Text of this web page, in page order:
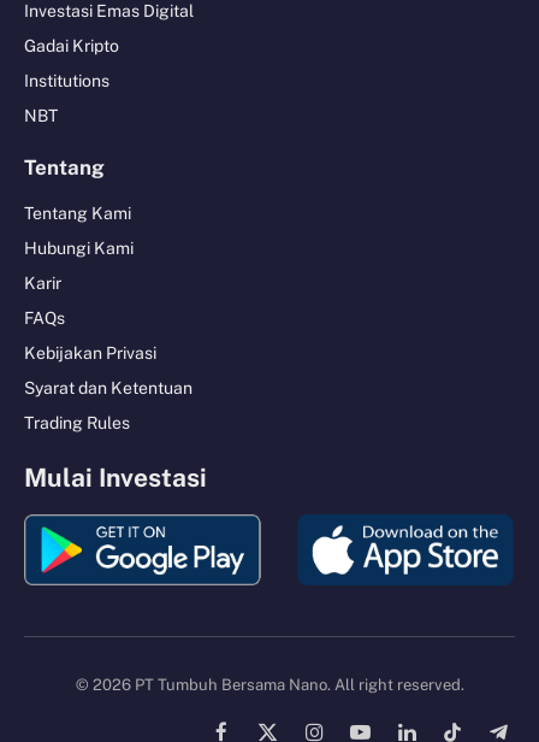
Investasi Emas Digital
Gadai Kripto
Institutions
NBT
Tentang
Tentang Kami
Hubungi Kami
Karir
FAQs
Kebijakan Privasi
Syarat dan Ketentuan
Trading Rules
Mulai Investasi
© 2026 PT Tumbuh Bersama Nano. All right reserved.